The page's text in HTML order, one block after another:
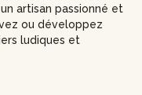
artisan passionné et
ou développez
ludiques et